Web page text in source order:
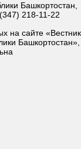
Башкортостан,
218-11-22
на сайте «Вестник
Башкортостан»,